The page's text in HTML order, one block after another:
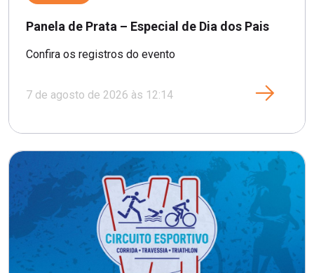
Panela de Prata – Especial de Dia dos Pais
Confira os registros do evento
7 de agosto de 2026 às 12:14